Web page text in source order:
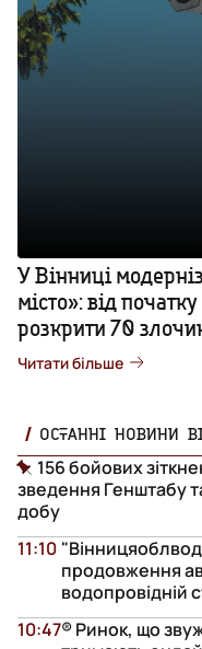
У Вінниці
місто»: від
розкрити 70
Читати більше
ОСТАННІ НОВИНИ
156 бойових
зведення Генштабу
добу
продовження
водопровідній
11:10
® Ринок, що
10:47